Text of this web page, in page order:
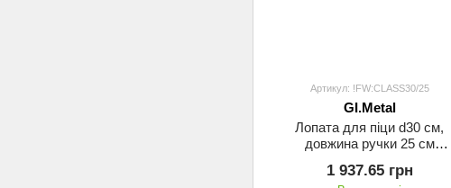
Артикул: !FW:CLASS30/25
GI.Metal
Лопата для піци d30 см,
довжина ручки 25 см
1 937.65 грн